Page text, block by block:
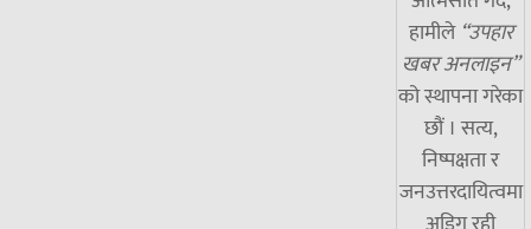
हामीले “उपहार
खबर अनलाइन”
को स्थापना गरेका
छौं । सत्य,
निष्पक्षता र
जनउत्तरदायित्वमा